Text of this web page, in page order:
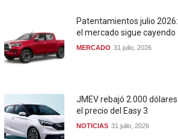
Patentamientos julio 2026:
el mercado sigue cayendo
MERCADO 31 julio, 2026
JMEV rebajó 2.000 dólares
el precio del Easy 3
NOTICIAS 31 julio, 2026